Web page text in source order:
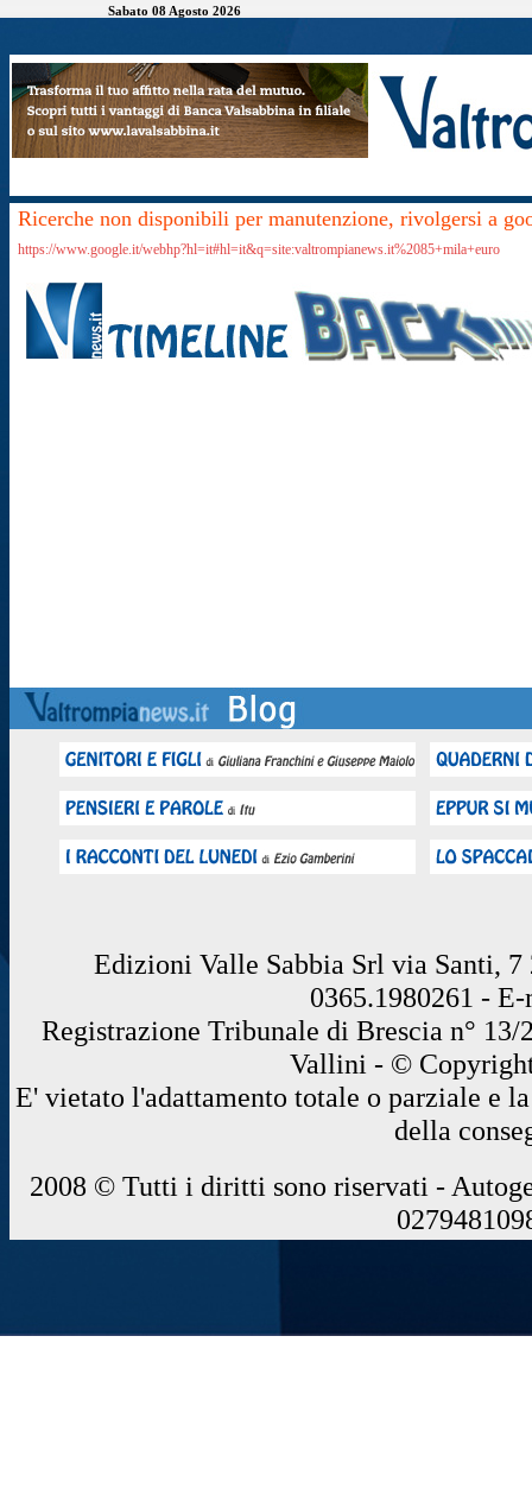
Sabato 08 Agosto 2026
Ricerche non disponibili per manutenzione, rivolgersi a
https://www.google.it/webhp?hl=it#hl=it&q=site:valtrompianews.it%2085+mila+euro
Edizioni Valle Sabbia Srl via Santi, 7
0365.1980261 -
Registrazione Tribunale di Brescia n°
Vallini - ©
E' vietato l'adattamento totale o parziale e
della
2008 © Tutti i diritti sono riservati -